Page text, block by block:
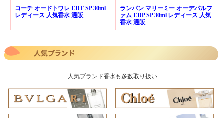
コーチ オードトワレ EDT SP 30ml
レディース 人気香水 通販
ランバン マリーミー オーデパルフ
ァム EDP SP 30ml レディース 人気
香水 通販
人気ブランド香水も多数取り扱い